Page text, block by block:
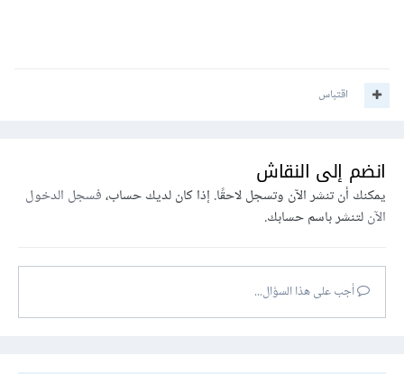
اقتباس
انضم إلى النقاش
يمكنك أن تنشر الآن وتسجل لاحقًا. إذا كان لديك حساب،فسجل الدخول
الآنلتنشر باسم حسابك.
أجب على هذا السؤال...